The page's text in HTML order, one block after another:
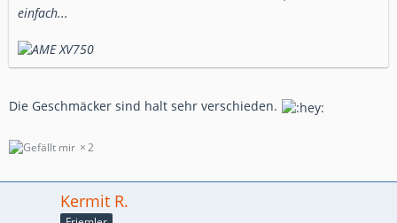
einfach...
Die Geschmäcker sind halt sehr verschieden.
2
Kermit R.